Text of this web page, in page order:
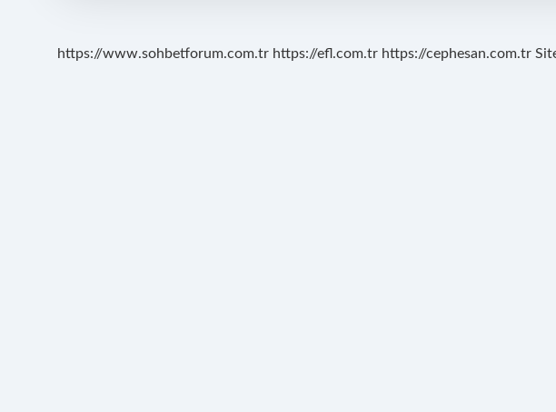
https://www.sohbetforum.com.tr https://efl.com.tr https://cephesan.com.tr